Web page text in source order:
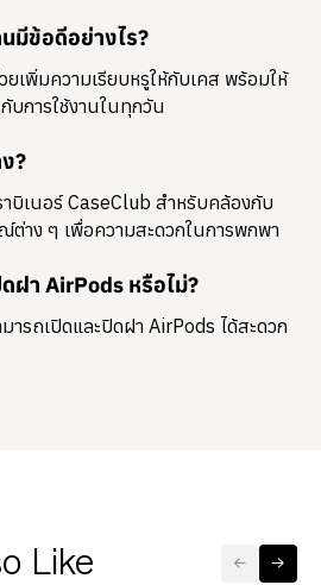
มีข้อดีอย่างไร?
เพิ่มความเรียบหรูให้กับเคส พร้อมให้
บการใช้งานในทุกวัน
?
าบิเนอร์ CaseClub สำหรับคล้องกับ
ต่าง ๆ เพื่อความสะดวกในการพกพา
ฝา AirPods หรือไม่?
ารถเปิดและปิดฝา AirPods ได้สะดวก
Like